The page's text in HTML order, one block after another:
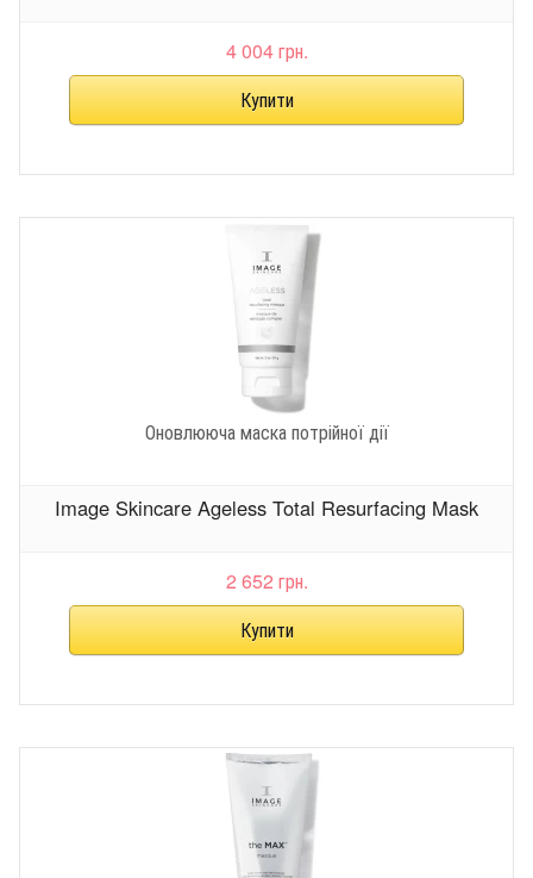
4 004 грн.
Оновлююча маска потрійної дії
Image Skincare Ageless Total Resurfacing Mask
2 652 грн.